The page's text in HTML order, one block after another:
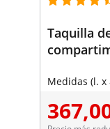
Taquilla
Medidas (l. x